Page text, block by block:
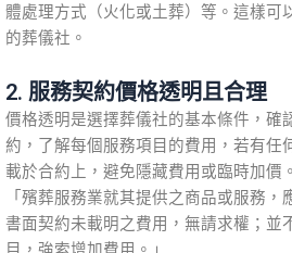
體處理方式（火化或土葬）等。這樣可
的葬儀社。
2. 服務契約價格透明且合理
價格透明是選擇葬儀社的基本條件，確
約，了解每個服務項目的費用，若有任
載於合約上，避免隱藏費用或臨時加價。
「殯葬服務業就其提供之商品或服務，
書面契約未載明之費用，無請求權；並